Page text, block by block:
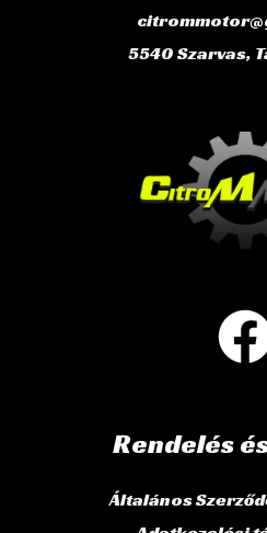
5540 Szarvas,
Rendelés
Általános